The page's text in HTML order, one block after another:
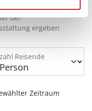
Reisende
des
der
ergeben
Zeitraum